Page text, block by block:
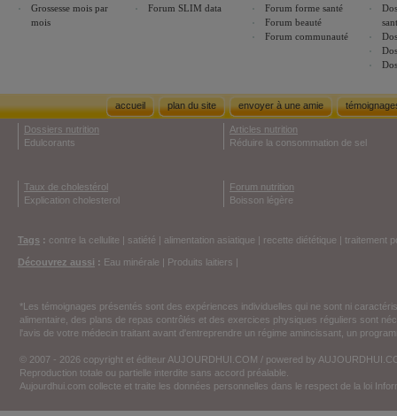
Grossesse mois par
mois
Forum SLIM data
Forum forme santé
Forum beauté
Forum communauté
accueil plan du site envoyer à une amie
Dossiers nutrition
Edulcorants
Articles nutrition
Réduire la consommation de sel
Taux de cholestérol
Explication cholesterol
Forum nutrition
Boisson légère
Tags : contre la cellulite | satiété | alimentation asiatique | recette diététique | traitement
Découvrez aussi : Eau minérale | Produits laitiers |
*Les témoignages présentés sont des expériences individuelles qui ne sont ni
alimentaire, des plans de repas contrôlés et des exercices physiques réguliers sont
l'avis de votre médecin traitant avant d'entreprendre un régime amincissant, un
© 2007 - 2026 copyright et éditeur AUJOURDHUI.COM / powered by
Reproduction totale ou partielle interdite sans accord préalable.
Aujourdhui.com collecte et traite les données personnelles dans le respect de la loi